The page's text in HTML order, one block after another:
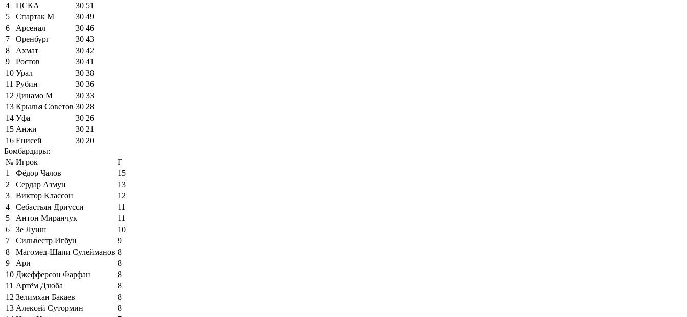
4
ЦСКА 30 51
5
Спартак М 30 49
6
Арсенал 30 46
7
Оренбург 30 43
8
Ахмат 30 42
9
Ростов 30 41
10 Урал 30 38
11 Рубин 30 36
12 Динамо М 30 33
13 Крылья Советов 30 28
14 Уфа 30 26
15 Анжи 30 21
16 Енисей 30 20
Бомбардиры:
№ Игрок
Г
1
Фёдор Чалов
15
2
Сердар Азмун
13
3
Виктор Классон
12
4
Себастьян Дриусси
11
5
Антон Миранчук
11
6
Зе Луиш
10
7
Сильвестр Игбун
9
8
Магомед-Шапи Сулейманов 8
9
Ари
8
10 Джефферсон Фарфан
8
11 Артём Дзюба
8
12 Зелимхан Бакаев
8
13 Алексей Сутормин
8